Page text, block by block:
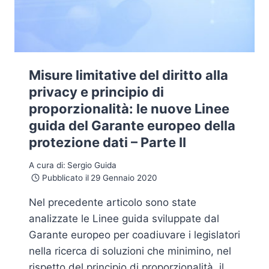
Misure limitative del diritto alla
privacy e principio di
proporzionalità: le nuove Linee
guida del Garante europeo della
protezione dati – Parte II
A cura di: Sergio Guida
Pubblicato il 29 Gennaio 2020
Nel precedente articolo sono state
analizzate le Linee guida sviluppate dal
Garante europeo per coadiuvare i legislatori
nella ricerca di soluzioni che minimino, nel